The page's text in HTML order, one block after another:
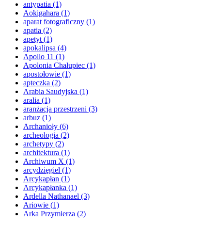
antypatia (1)
Aokigahara (1)
aparat fotograficzny (1)
apatia (2)
apetyt (1)
apokalipsa (4)
Apollo 11 (1)
Apolonia Chałupiec (1)
apostołowie (1)
apteczka (2)
Arabia Saudyjska (1)
aralia (1)
aranżacja przestrzeni (3)
arbuz (1)
Archanioły (6)
archeologia (2)
archetypy (2)
architektura (1)
Archiwum X (1)
arcydzięgiel (1)
Arcykapłan (1)
Arcykapłanka (1)
Ardella Nathanael (3)
Ariowie (1)
Arka Przymierza (2)